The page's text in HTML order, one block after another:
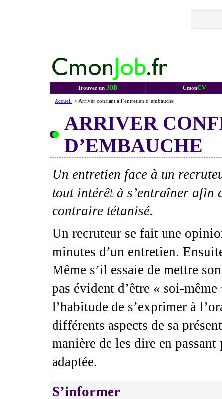
Trouvez un JOB CmonCV
Accueil > Arriver confiant à l’entretien d’embauche
ARRIVER
D’EMBAUCHE
Un entretien face à un
tout intérêt à s’entraîner afin
contraire tétanisé.
Un recruteur se fait une
minutes d’un entretien.
Même s’il essaie de mettre
pas évident d’être « soi-
l’habitude de s’exprimer à
différents aspects de sa
manière de les dire en
adaptée.
S’informer